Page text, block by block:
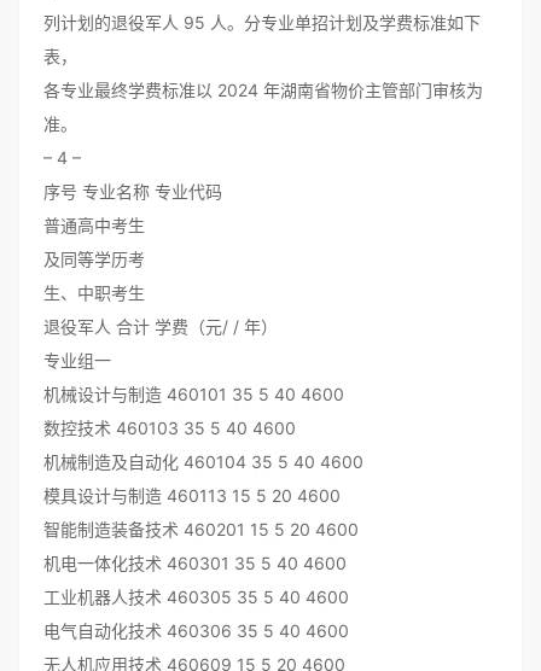
列计划的退役军人 95 人。分专业单招计划及学费标准如下
表，
各专业最终学费标准以 2024 年湖南省物价主管部门审核为
准。
– 4 –
序号 专业名称 专业代码
普通高中考生
及同等学历考
生、中职考生
退役军人 合计 学费（元/ / 年）
专业组一
机械设计与制造 460101 35 5 40 4600
数控技术 460103 35 5 40 4600
机械制造及自动化 460104 35 5 40 4600
模具设计与制造 460113 15 5 20 4600
智能制造装备技术 460201 15 5 20 4600
机电一体化技术 460301 35 5 40 4600
工业机器人技术 460305 35 5 40 4600
电气自动化技术 460306 35 5 40 4600
无人机应用技术 460609 15 5 20 4600